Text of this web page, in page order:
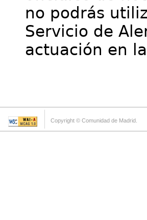
no podrás
Servicio de
actuación en
Copyright © Comunidad de Madrid.